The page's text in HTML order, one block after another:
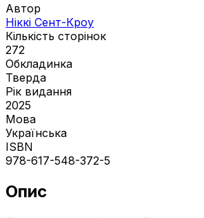
Автор
Ніккі Сент-Кроу
Кількість сторінок
272
Обкладинка
Тверда
Рік видання
2025
Мова
Українська
ISBN
978-617-548-372-5
Опис